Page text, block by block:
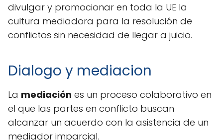
divulgar y promocionar en toda la UE la
cultura mediadora para la resolución de
conflictos sin necesidad de llegar a juicio.
Dialogo y mediacion
La mediación es un proceso colaborativo en
el que las partes en conflicto buscan
alcanzar un acuerdo con la asistencia de un
mediador imparcial.